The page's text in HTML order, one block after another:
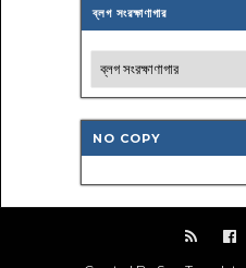
ব্লগ সংরক্ষাণাগার
NO COPY